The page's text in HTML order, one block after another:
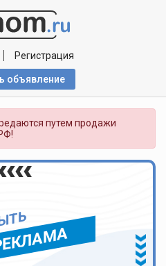
Регистрация
объявлениe
путем продажи